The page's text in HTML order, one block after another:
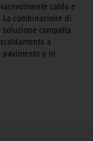
caldo e
combinazione di
compatta
a
o in